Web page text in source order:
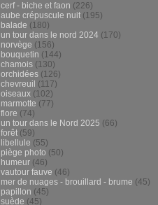
cerf - biche et faon (226)
aube crépuscule nuit (195)
balade (180)
un tour dans le nord 2024 (170)
norvège (156)
bouquetin (144)
chamois (130)
orchidées (126)
chevreuil (117)
oiseaux (102)
marmotte (77)
flore (74)
un tour dans le Nord 2025 (66)
forêt (59)
libellule (55)
piège photo (50)
humeur (46)
vautour fauve (46)
mer de nuages - brouillard - brume (45)
papillon (45)
suède (45)